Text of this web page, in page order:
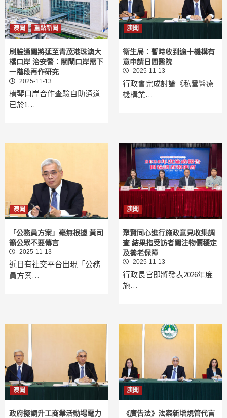
澳聞 重點新聞
刷臉通關將延至青茂港珠澳大
橋口岸 治安警：關閘口岸需下
一階段再作研究
2025-11-13
橫琴口岸合作查驗自助通道
已於1…
澳聞
衛生局：暫時收到逾十機構有
意申請日間醫院
2025-11-13
行政會完成討論《私營醫療
機構業…
澳聞
「公務員方案」毫無根據 黃司
籲公眾不要傳言
2025-11-13
近日有社交平台出現「公務
員方案…
澳聞
聚賢同心進行施政意見收集調
查 結果指受訪者關注物價穩定
及養老保障
2025-11-13
行政長官即將發表2026年度
施…
澳聞
政府擬調升工商業活動場電力
澳聞
《廣告法》法案新增規管代言